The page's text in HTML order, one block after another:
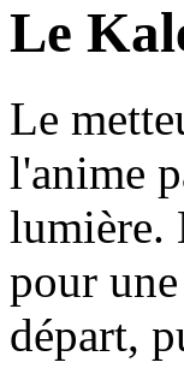
Le
Le
l'anime
lumière.
pour
départ,